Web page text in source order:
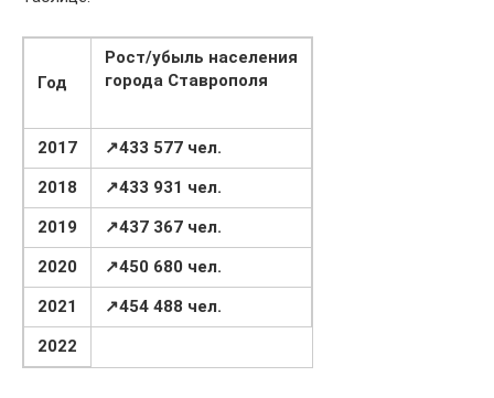
Год
Рост/убыль населения
города Ставрополя
2017
↗433 577 чел.
2018
↗433 931 чел.
2019
↗437 367 чел.
2020
↗450 680 чел.
2021
↗454 488 чел.
2022